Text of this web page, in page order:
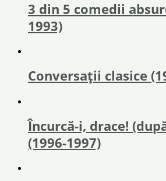
3 din 5 comedii
1993)
Conversații clasice
Încurcă-i, drace!
(1996-1997)